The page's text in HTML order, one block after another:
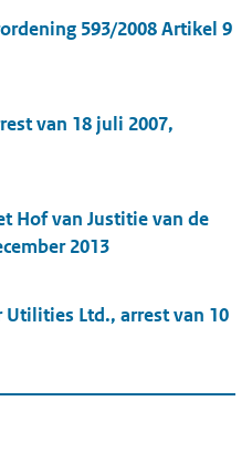
593/2008 Artikel 9
van 18 juli 2007,
Hof van Justitie van de
2013
Utilities Ltd., arrest van 10